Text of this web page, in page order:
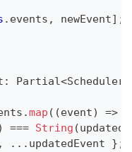
. events , newEvent] ;
: Partial<
.map ( (event) =>
=== String (
, ... updatedEvent } ;